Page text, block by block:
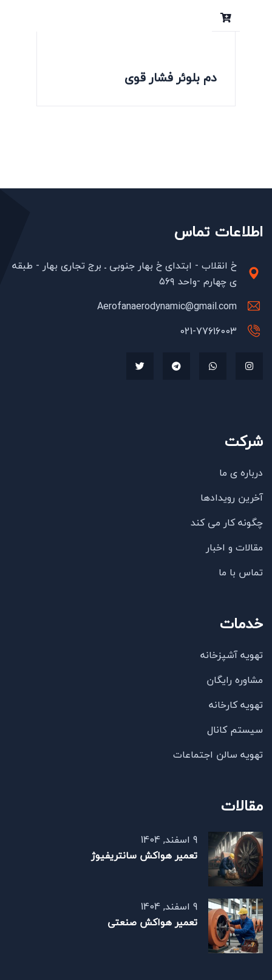
دم بلوئر فشار قوی
اطلاعات تماس
خ انقلاب - ابتدای خ بهار جنوبی ـ برج تجاری بهار - طبقه
ی چهارم -واحد ۵۶۹
Aerofanaerodynamic@gmail.com
021-77616003
شرکت
درباره ی ما
آخرین رویدادها
چگونه کار می کند
مقالات و اخبار
تماس با ما
خدمات
تهویه آشپزخانه
مشاوره رایگان
تهویه کارخانه
سیستم کانال
تهویه سالن اجتماعات
مقالات
9 اسفند, 1404
تعمیر هواکش سانتریفیوژ
9 اسفند, 1404
تعمیر هواکش صنعتی